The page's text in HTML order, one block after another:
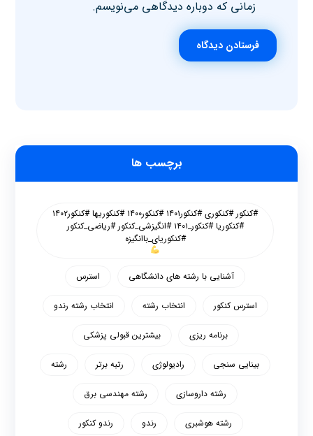
زمانی که دوباره دیدگاهی می‌نویسم.
فرستادن دیدگاه
برچسب ها
#کنکور #کنکوری #کنکور۱۴۰۱ #کنکور۱۴۰۰ #کنکوریها #کنکور۱۴۰۲
#کنکوریا #کنکور_۱۴۰۱ #انگیزشی_کنکور #ریاضی_کنکور
#کنکوریای_باانگیزه
آشنایی با رشته های دانشگاهی استرس
استرس کنکور انتخاب رشته انتخاب رشته رندو
برنامه ریزی بیشترین قبولی پزشکی
بینایی سنجی رادیولوژی رتبه برتر رشته
رشته داروسازی رشته مهندسی برق
رشته هوشبری رندو رندو کنکور